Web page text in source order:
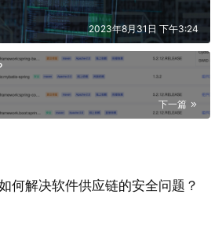
2023年8月31日 下午3:24
下一篇
何解决软件供应链的安全问题？